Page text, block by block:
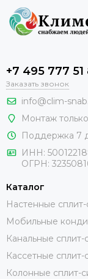
+7 495 777 51
Заказать звонок
info@clim-
Монтаж
Поддержка 7
ИНН:
ОГРН:
Каталог
Настенные
Мобильные
Канальные сплит-
Кассетные сплит-
Колонные сплит-